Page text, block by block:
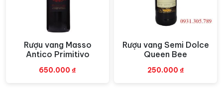
Xem nhanh
Rượu vang Masso
Antico Primitivo
650.000 ₫
Xem nhanh
Rượu vang Semi Dolce
Queen Bee
250.000 ₫